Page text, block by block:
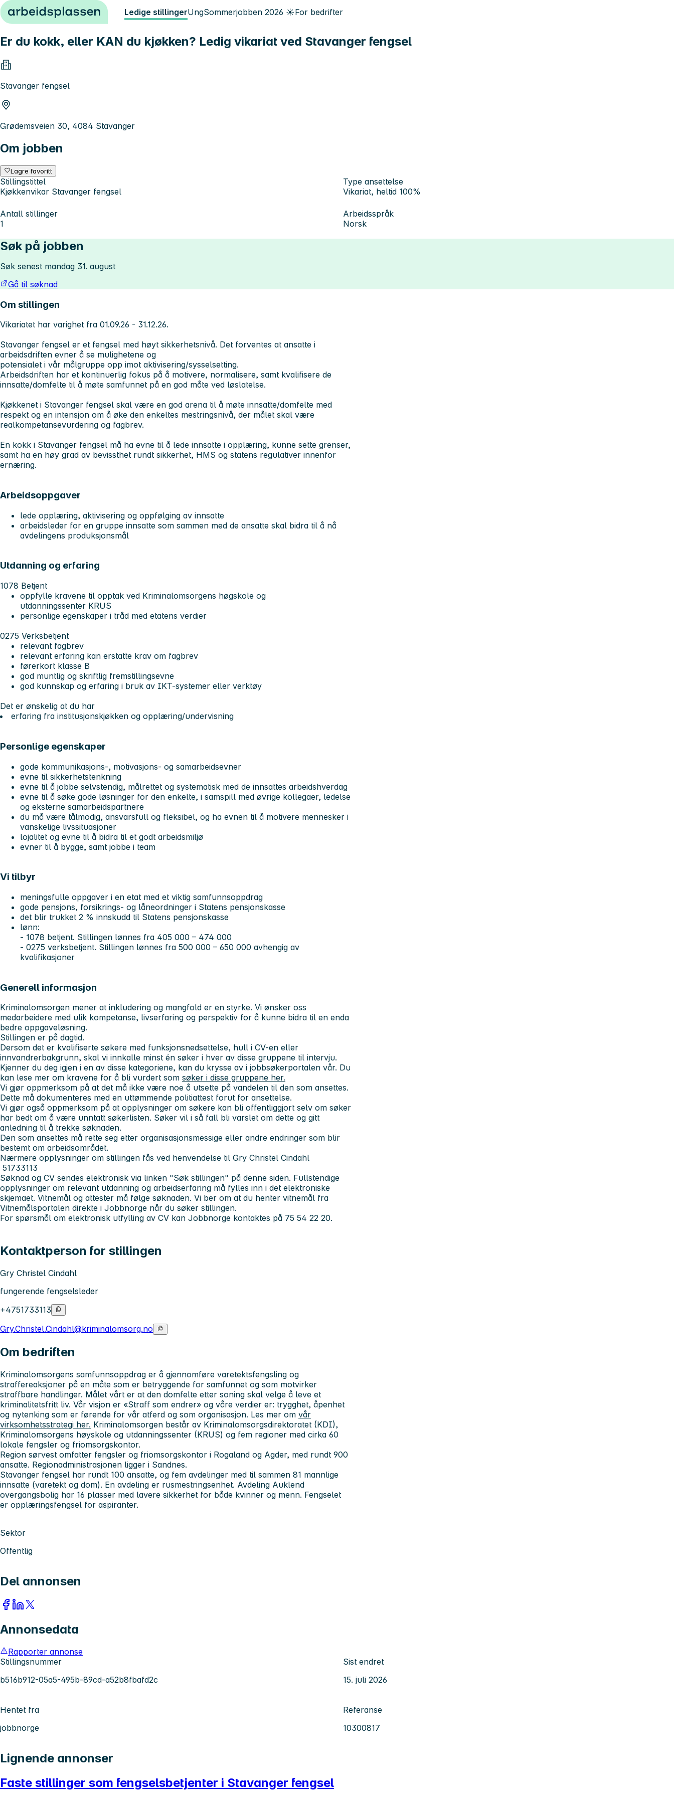
Hopp til innhold Ledige stillingerUngSommerjobben 2026 ☀️For bedrifter
Er du kokk, eller KAN du kjøkken? Ledig vikariat ved Stavanger fengsel
Stavanger fengsel
Grødemsveien 30, 4084 Stavanger
Om jobben
Lagre favoritt
Stillingstittel
Kjøkkenvikar Stavanger fengsel
Type ansettelse
Vikariat, heltid 100%
Antall stillinger
1
Arbeidsspråk
Norsk
Søk på jobben
Søk senest mandag 31. august
Gå til søknad
Om stillingen
Vikariatet har varighet fra 01.09.26 - 31.12.26.
Stavanger fengsel er et fengsel med høyt sikkerhetsnivå. Det forventes at ansatte i
arbeidsdriften evner å se mulighetene og
potensialet i vår målgruppe opp imot aktivisering/sysselsetting.
Arbeidsdriften har et kontinuerlig fokus på å motivere, normalisere, samt kvalifisere de
innsatte/domfelte til å møte samfunnet på en god måte ved løslatelse.
Kjøkkenet i Stavanger fengsel skal være en god arena til å møte innsatte/domfelte med
respekt og en intensjon om å øke den enkeltes mestringsnivå, der målet skal være
realkompetansevurdering og fagbrev.
En kokk i Stavanger fengsel må ha evne til å lede innsatte i opplæring, kunne sette grenser,
samt ha en høy grad av bevissthet rundt sikkerhet, HMS og statens regulativer innenfor
ernæring.
Arbeidsoppgaver
lede opplæring, aktivisering og oppfølging av innsatte
arbeidsleder for en gruppe innsatte som sammen med de ansatte skal bidra til å nå
avdelingens produksjonsmål
Utdanning og erfaring
1078 Betjent
oppfylle kravene til opptak ved Kriminalomsorgens høgskole og
utdanningssenter KRUS
personlige egenskaper i tråd med etatens verdier
0275 Verksbetjent
relevant fagbrev
relevant erfaring kan erstatte krav om fagbrev
førerkort klasse B
god muntlig og skriftlig fremstillingsevne
god kunnskap og erfaring i bruk av IKT-systemer eller verktøy
Det er ønskelig at du har
erfaring fra institusjonskjøkken og opplæring/undervisning
Personlige egenskaper
gode kommunikasjons-, motivasjons- og samarbeidsevner
evne til sikkerhetstenkning
evne til å jobbe selvstendig, målrettet og systematisk med de innsattes arbeidshverdag
evne til å søke gode løsninger for den enkelte, i samspill med øvrige kollegaer, ledelse
og eksterne samarbeidspartnere
du må være tålmodig, ansvarsfull og fleksibel, og ha evnen til å motivere mennesker i
vanskelige livssituasjoner
lojalitet og evne til å bidra til et godt arbeidsmiljø
evner til å bygge, samt jobbe i team
Vi tilbyr
meningsfulle oppgaver i en etat med et viktig samfunnsoppdrag
gode pensjons, forsikrings- og låneordninger i Statens pensjonskasse
det blir trukket 2 % innskudd til Statens pensjonskasse
lønn:
- 1078 betjent. Stillingen lønnes fra 405 000 – 474 000
- 0275 verksbetjent. Stillingen lønnes fra 500 000 – 650 000 avhengig av
kvalifikasjoner
Generell informasjon
Kriminalomsorgen mener at inkludering og mangfold er en styrke. Vi ønsker oss
medarbeidere med ulik kompetanse, livserfaring og perspektiv for å kunne bidra til en enda
bedre oppgaveløsning.
Stillingen er på dagtid.
Dersom det er kvalifiserte søkere med funksjonsnedsettelse, hull i CV-en eller
innvandrerbakgrunn, skal vi innkalle minst én søker i hver av disse gruppene til intervju.
Kjenner du deg igjen i en av disse kategoriene, kan du krysse av i jobbsøkerportalen vår. Du
kan lese mer om kravene for å bli vurdert som søker i disse gruppene her.
Vi gjør oppmerksom på at det må ikke være noe å utsette på vandelen til den som ansettes.
Dette må dokumenteres med en uttømmende politiattest forut for ansettelse.
Vi gjør også oppmerksom på at opplysninger om søkere kan bli offentliggjort selv om søker
har bedt om å være unntatt søkerlisten. Søker vil i så fall bli varslet om dette og gitt
anledning til å trekke søknaden.
Den som ansettes må rette seg etter organisasjonsmessige eller andre endringer som blir
bestemt om arbeidsområdet.
Nærmere opplysninger om stillingen fås ved henvendelse til Gry Christel Cindahl
51733113
Søknad og CV sendes elektronisk via linken "Søk stillingen" på denne siden. Fullstendige
opplysninger om relevant utdanning og arbeidserfaring må fylles inn i det elektroniske
skjemaet. Vitnemål og attester må følge søknaden. Vi ber om at du henter vitnemål fra
Vitnemålsportalen direkte i Jobbnorge når du søker stillingen.
For spørsmål om elektronisk utfylling av CV kan Jobbnorge kontaktes på 75 54 22 20.
Kontaktperson for stillingen
Gry Christel Cindahl
fungerende fengselsleder
+4751733113
Gry.Christel.Cindahl@kriminalomsorg.no
Om bedriften
Kriminalomsorgens samfunnsoppdrag er å gjennomføre varetektsfengsling og
straffereaksjoner på en måte som er betryggende for samfunnet og som motvirker
straffbare handlinger. Målet vårt er at den domfelte etter soning skal velge å leve et
kriminalitetsfritt liv. Vår visjon er «Straff som endrer» og våre verdier er: trygghet, åpenhet
og nytenking som er førende for vår atferd og som organisasjon. Les mer om vår
virksomhetsstrategi her. Kriminalomsorgen består av Kriminalomsorgsdirektoratet (KDI),
Kriminalomsorgens høyskole og utdanningssenter (KRUS) og fem regioner med cirka 60
lokale fengsler og friomsorgskontor.
Region sørvest omfatter fengsler og friomsorgskontor i Rogaland og Agder, med rundt 900
ansatte. Regionadministrasjonen ligger i Sandnes.
Stavanger fengsel har rundt 100 ansatte, og fem avdelinger med til sammen 81 mannlige
innsatte (varetekt og dom). En avdeling er rusmestringsenhet. Avdeling Auklend
overgangsbolig har 16 plasser med lavere sikkerhet for både kvinner og menn. Fengselet
er opplæringsfengsel for aspiranter.
Sektor
Offentlig
Del annonsen
Annonsedata
Rapporter annonse
Stillingsnummer
b516b912-05a5-495b-89cd-a52b8fbafd2c
Sist endret
15. juli 2026
Hentet fra
jobbnorge
Referanse
10300817
Lignende annonser
Faste stillinger som fengselsbetjenter i Stavanger fengsel